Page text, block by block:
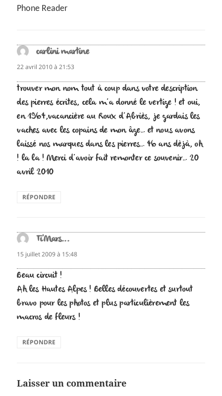
Phone Reader
carlini martinedit :
22 avril 2010 à 21:53
trouver mon nom tout à coup dans votre description
des pierres écrites, cela m’a donné le vertige ! et oui,
en 1964,vacancière au Roux d’Abriès, je gardais les
vaches avec les copains de mon âge… et nous avons
laissé nos marques dans les pierres… 46 ans dèjà, oh
! la la ! Merci d’avoir fait remonter ce souvenir… 20
avril 2010
RÉPONDRE
Ti'Mars...dit :
15 juillet 2009 à 15:48
Beau circuit !
Ah les Hautes Alpes ! Belles découvertes et surtout
bravo pour les photos et plus particulièrement les
macros de fleurs !
RÉPONDRE
Laisser un commentaire